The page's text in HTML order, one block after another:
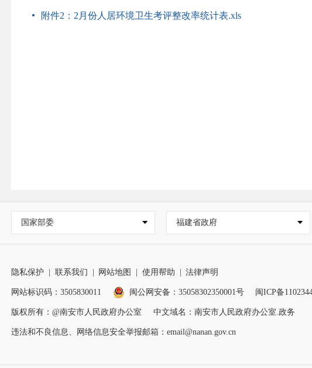
附件2：2月份人居环境卫生考评整改率统计表.xls
国家部委 福建省政府
隐私保护 | 联系我们 | 网站地图 | 使用帮助 | 法律声明
网站标识码：3505830011 闽公网安备：35058302350001号 闽ICP备
版权所有：@南安市人民政府办公室 中文域名：南安市人民政府办公室.政务
违法和不良信息、网络信息安全举报邮箱：email@nanan.gov.cn